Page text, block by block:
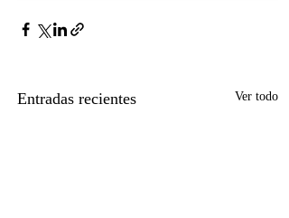
Entradas recientes Ver todo